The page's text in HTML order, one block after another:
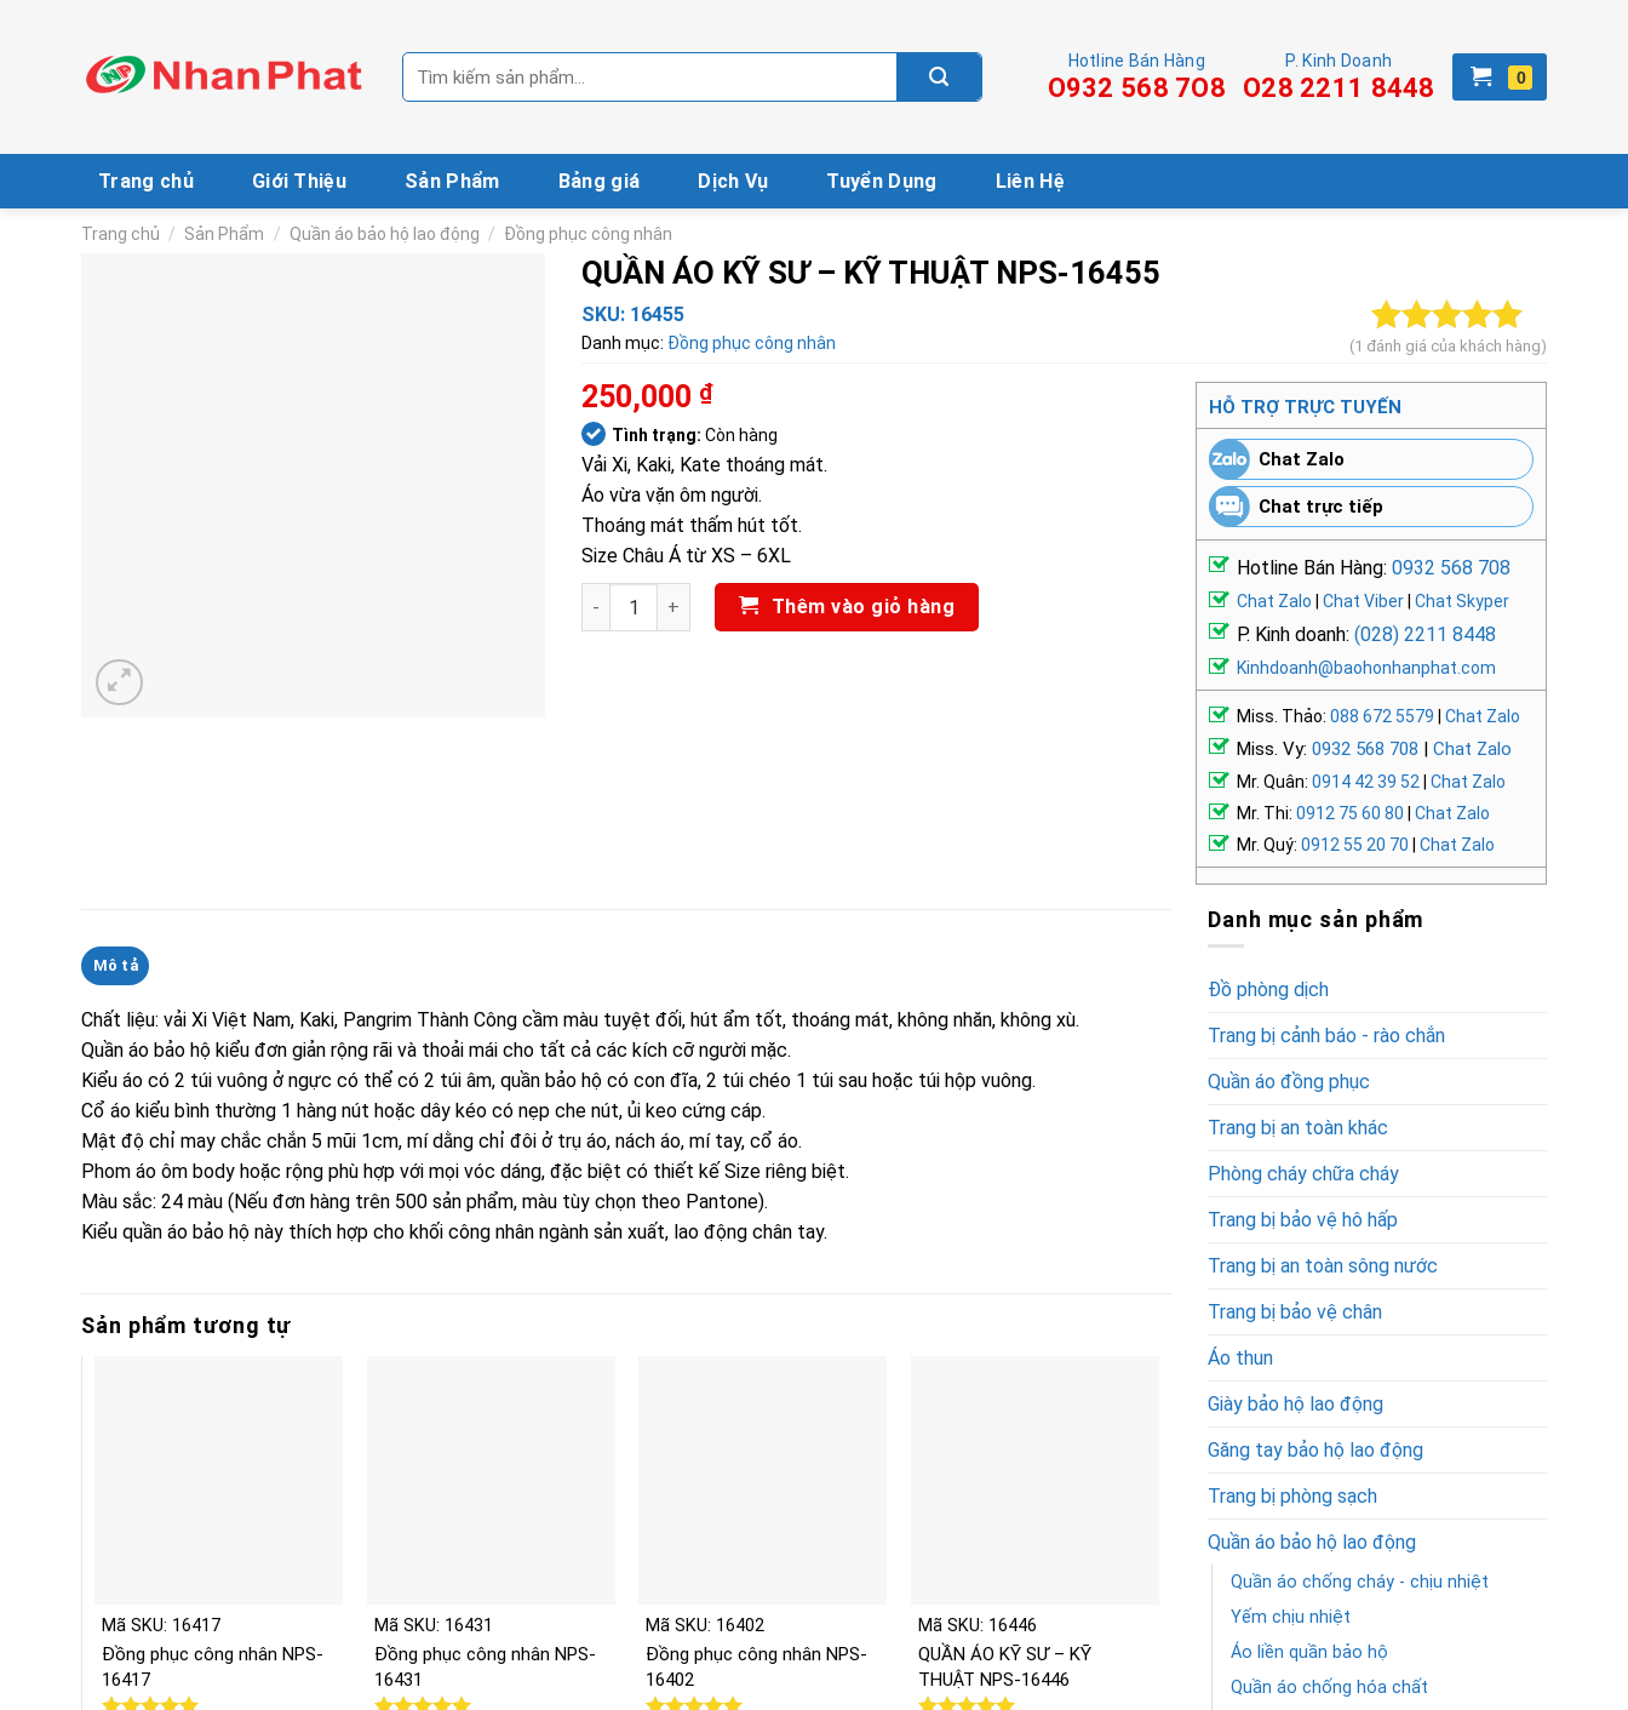
kiếm:
Hotline Bán Hàng
O932 568 7O8
P. Kinh Doanh
O28 2211 8448
Trang chủ Giới Thiệu Sản Phẩm Bảng giá Dịch Vụ Tuyển Dụng Liên Hệ
Trang chủ / Sản Phẩm / Quần áo bảo hộ lao động / Đồng phục công nhân
QUẦN ÁO KỸ SƯ – KỸ THUẬT NPS-16455
SKU: 16455
Danh mục: Đồng phục công nhân
5.00 trên 5
dựa trên
1
đánh giá
(1 đánh giá của khách hàng)
250,000 ₫
Tình trạng: Còn hàng
Vải Xi, Kaki, Kate thoáng mát.
Áo vừa vặn ôm người.
Thoáng mát thấm hút tốt.
Size Châu Á từ XS – 6XL
QUẦN ÁO KỸ SƯ - KỸ THUẬT NPS-16455 số lượng
Thêm vào giỏ hàng
HỖ TRỢ TRỰC TUYẾN
Chat Zalo
Chat trực tiếp
Hotline Bán Hàng: 0932 568 708
Chat Zalo Chat Viber Chat Skyper
P. Kinh doanh: (028) 2211 8448
Kinhdoanh@baohonhanphat.com
Miss. Thảo: 088 672 5579 Chat Zalo
Miss. Vy: 0932 568 708 | Chat Zalo
Mr. Quân: 0914 42 39 52
Chat Zalo
Mr. Thi: 0912 75 60 80
Chat Zalo
Mr. Quý: 0912 55 20 70 Chat Zalo
Mô tả
Chất liệu: vải Xi Việt Nam, Kaki, Pangrim Thành Công cầm màu tuyệt đối, hút ẩm tốt, thoáng mát, không nhăn, không xù.
Quần áo bảo hộ kiểu đơn giản rộng rãi và thoải mái cho tất cả các kích cỡ người mặc.
Kiểu áo có 2 túi vuông ở ngực có thể có 2 túi âm, quần bảo hộ có con đĩa, 2 túi chéo 1 túi sau hoặc túi hộp vuông.
Cổ áo kiểu bình thường 1 hàng nút hoặc dây kéo có nẹp che nút, ủi keo cứng cáp.
Mật độ chỉ may chắc chắn 5 mũi 1cm, mí dằng chỉ đôi ở trụ áo, nách áo, mí tay, cổ áo.
Phom áo ôm body hoặc rộng phù hợp với mọi vóc dáng, đặc biệt có thiết kế Size riêng biệt.
Màu sắc: 24 màu (Nếu đơn hàng trên 500 sản phẩm, màu tùy chọn theo Pantone).
Kiểu quần áo bảo hộ này thích hợp cho khối công nhân ngành sản xuất, lao động chân tay.
Sản phẩm tương tự
Mã SKU: 16417
Đồng phục công nhân NPS-
16417
Mã SKU: 16431
Đồng phục công nhân NPS-
16431
Mã SKU: 16402
Đồng phục công nhân NPS-
16402
Mã SKU: 16446
QUẦN ÁO KỸ SƯ – KỸ
THUẬT NPS-16446
Mã SKU: 16449
QUẦN ÁO KỸ SƯ – KỸ
THUẬT NPS-16449
Danh mục sản phẩm
Đồ phòng dịch
Trang bị cảnh báo - rào chắn
Quần áo đồng phục
Trang bị an toàn khác
Phòng cháy chữa cháy
Trang bị bảo vệ hô hấp
Trang bị an toàn sông nước
Trang bị bảo vệ chân
Áo thun
Giày bảo hộ lao động
Găng tay bảo hộ lao động
Trang bị phòng sạch
Quần áo bảo hộ lao động
Quần áo chống cháy - chịu nhiệt
Yếm chịu nhiệt
Áo liền quần bảo hộ
Quần áo chống hóa chất